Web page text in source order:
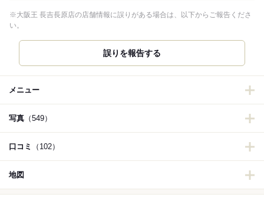
※大阪王 長吉長原店の店舗情報に誤りがある場合は、以下からご報告くださ
い。
誤りを報告する
メニュー
写真 （549）
口コミ （102）
地図